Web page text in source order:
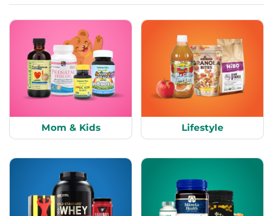
Mom & Kids Lifestyle